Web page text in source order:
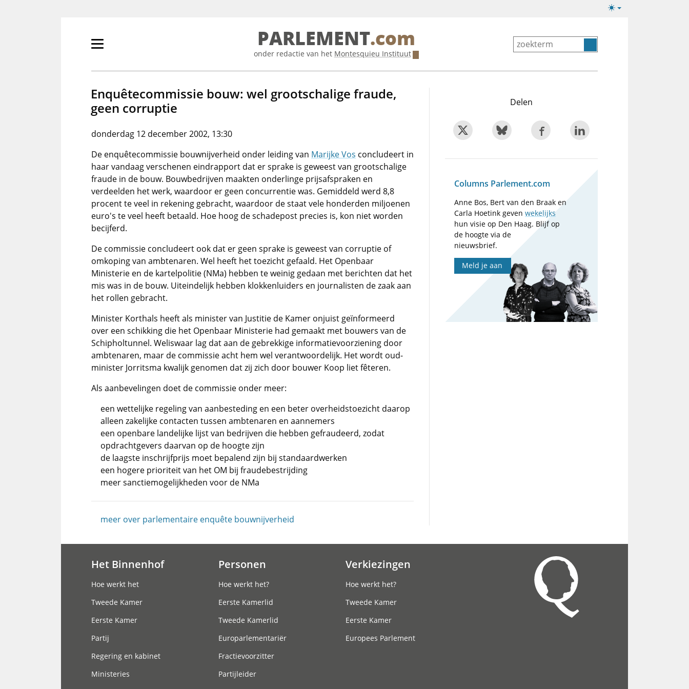
Lichte/donkere
Primair
tonen/verbergen
PARLEMENT.com
onder redactie van het Montesquieu Instituut
Enquêtecommissie bouw: wel grootschalige fraude,
geen corruptie
donderdag 12 december 2002, 13:30
De enquêtecommissie bouwnijverheid onder leiding van Marijke Vos concludeert in
haar vandaag verschenen eindrapport dat er sprake is geweest van grootschalige
fraude in de bouw. Bouwbedrijven maakten onderlinge prijsafspraken en
verdeelden het werk, waardoor er geen concurrentie was. Gemiddeld werd 8,8
procent te veel in rekening gebracht, waardoor de staat vele honderden miljoenen
euro's te veel heeft betaald. Hoe hoog de schadepost precies is, kon niet worden
becijferd.
De commissie concludeert ook dat er geen sprake is geweest van corruptie of
omkoping van ambtenaren. Wel heeft het toezicht gefaald. Het Openbaar
Ministerie en de kartelpolitie (NMa) hebben te weinig gedaan met berichten dat het
mis was in de bouw. Uiteindelijk hebben klokkenluiders en journalisten de zaak aan
het rollen gebracht.
Minister Korthals heeft als minister van Justitie de Kamer onjuist geïnformeerd
over een schikking die het Openbaar Ministerie had gemaakt met bouwers van de
Schipholtunnel. Weliswaar lag dat aan de gebrekkige informatievoorziening door
ambtenaren, maar de commissie acht hem wel verantwoordelijk. Het wordt oud-
minister Jorritsma kwalijk genomen dat zij zich door bouwer Koop liet fêteren.
Als aanbevelingen doet de commissie onder meer:
een wettelijke regeling van aanbesteding en een beter overheidstoezicht daarop
alleen zakelijke contacten tussen ambtenaren en aannemers
een openbare landelijke lijst van bedrijven die hebben gefraudeerd, zodat
opdrachtgevers daarvan op de hoogte zijn
de laagste inschrijfprijs moet bepalend zijn bij standaardwerken
een hogere prioriteit van het OM bij fraudebestrijding
meer sanctiemogelijkheden voor de NMa
meer over parlementaire enquête bouwnijverheid
Delen
Columns Parlement.com
Anne Bos, Bert van den Braak en
Carla Hoetink gevenwekelijks
hun visie op Den Haag. Blijf op
de hoogte via de
nieuwsbrief.
Meld je aan
Het Binnenhof
Hoe werkt het
Tweede Kamer
Eerste Kamer
Partij
Regering en kabinet
Ministeries
Personen
Hoe werkt het?
Eerste Kamerlid
Tweede Kamerlid
Europarlementariër
Fractievoorzitter
Partijleider
Verkiezingen
Hoe werkt het?
Tweede Kamer
Eerste Kamer
Europees Parlement